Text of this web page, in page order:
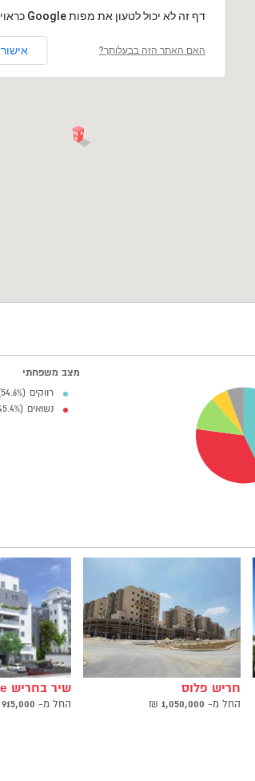
‏דף זה לא יכול לטעון את מפות Google כראוי.
האם האתר הזה בבעלותך? אישור
מצב משפחתי
רווקים (54.6%)
נשואים (45.4%)
חריש פלוס
החל ‫מ- 1,050,000
₪
שיר בחריש Orange
החל ‫מ- 915,000